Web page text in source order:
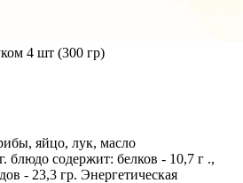
4 шт (300 гр)
яйцо, лук, масло
блюдо содержит: белков - 10,7 г .,
- 23,3 гр. Энергетическая